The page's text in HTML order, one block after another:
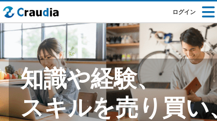
ログイン
知識や経験、
スキルを売り買い